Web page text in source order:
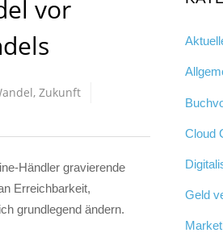
vor
, Zukunft
Händler gravierende
Erreichbarkeit,
grundlegend ändern.
Cloud
Geld